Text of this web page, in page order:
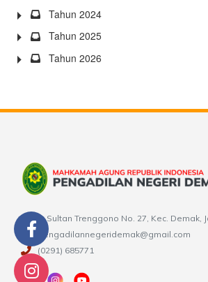
Tahun 2024
Tahun 2025
Tahun 2026
Jl. Sultan Trenggono No. 27, Kec. Demak,
pengadilannegeridemak@gmail.com
(0291) 685771